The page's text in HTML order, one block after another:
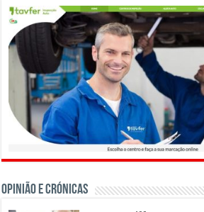
OPINIÃO E CRÓNICAS